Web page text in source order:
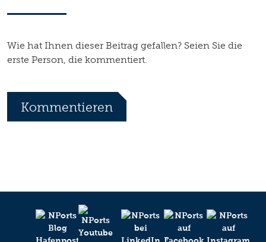
Wie hat Ihnen dieser Beitrag gefallen? Seien Sie die
erste Person, die kommentiert.
Kommentieren